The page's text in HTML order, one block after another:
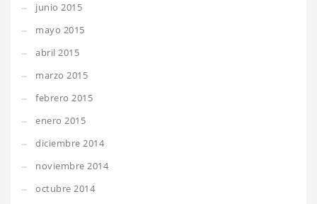
junio 2015
mayo 2015
abril 2015
marzo 2015
febrero 2015
enero 2015
diciembre 2014
noviembre 2014
octubre 2014